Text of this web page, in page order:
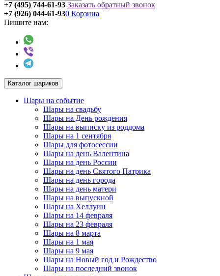
+7 (495) 744-61-93 Заказать обратный звонок
+7 (926) 044-61-93
Пишите нам:
0 Корзина
Каталог шариков
Шары на событие
Шары на свадьбу
Шары на День рождения
Шары на выписку из роддома
Шары на 1 сентября
Шары для фотосессии
Шары на день Валентина
Шары на день России
Шары на день Святого Патрика
Шары на день города
Шары на день матери
Шары на выпускной
Шары на Хеллуин
Шары на 14 февраля
Шары на 23 февраля
Шары на 8 марта
Шары на 1 мая
Шары на 9 мая
Шары на Новый год и Рождество
Шары на последний звонок